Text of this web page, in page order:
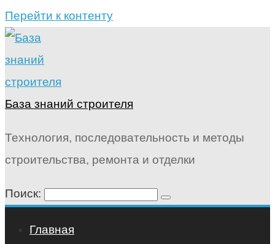
Перейти к контенту
База знаний строителя
Технология, последовательность и методы
строительства, ремонта и отделки
Поиск:
Главная